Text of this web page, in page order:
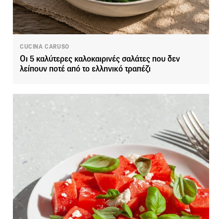
CUCINA CARUSO
Οι 5 καλύτερες καλοκαιρινές σαλάτες που δεν
λείπουν ποτέ από το ελληνικό τραπέζι